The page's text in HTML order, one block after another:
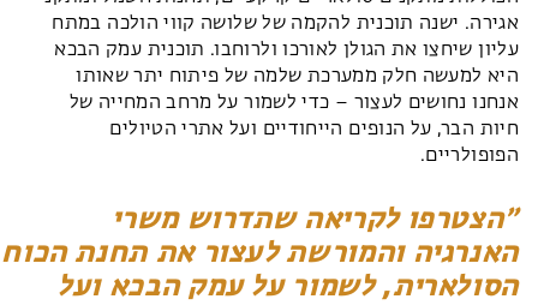
אגירה. ישנה תוכנית להקמה של שלושה קווי הולכה במתח
עליון שיחצו את הגולן לאורכו ולרוחבו. תוכנית עמק הבכא
היא למעשה חלק ממערכת שלמה של פיתוח יתר שאותו
אנחנו נחושים לעצור – כדי לשמור על מרחב המחייה של
חיות הבר, על הנופים הייחודיים ועל אתרי הטיולים
הפופולריים.
הצטרפו לקריאה שתדרוש משרי
האנרגיה והמורשת לעצור את תחנת הכוח
הסולארית, לשמור על עמק הבכא ועל